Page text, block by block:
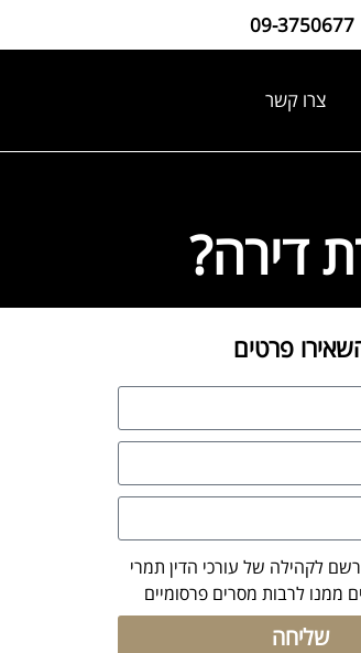
09-3750677
צרו קשר
דירה?
פרטים
לקהילה של עורכי הדין תמרי
ממנו לרבות מסרים פרסומיים
שליחה